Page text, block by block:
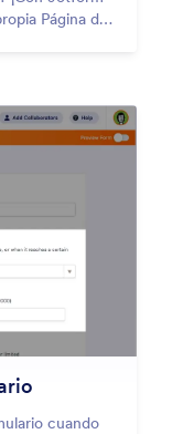
Página de
cuando